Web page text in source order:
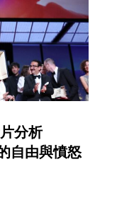
分析
自由與憤怒